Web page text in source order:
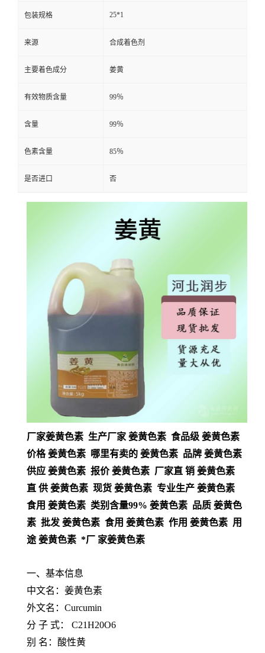
包装规格 25*1
来源 合成着色剂
主要着色成分 姜黄
有效物质含量 99％
含量 99％
色素含量 85％
是否进口 否
厂家姜黄色素 生产厂家 姜黄色素 食品级 姜黄色素
价格 姜黄色素 哪里有卖的 姜黄色素 品牌 姜黄色素
供应 姜黄色素 报价 姜黄色素 厂家直 销 姜黄色素
直 供 姜黄色素 现货 姜黄色素 专业生产 姜黄色素
食用 姜黄色素 类别含量99% 姜黄色素 品质 姜黄色
素 批发 姜黄色素 食用 姜黄色素 作用 姜黄色素 用
途 姜黄色素 *厂 家姜黄色素
一、基本信息
中文名：姜黄色素
外文名：Curcumin
分 子 式： C21H20O6
别 名：酸性黄